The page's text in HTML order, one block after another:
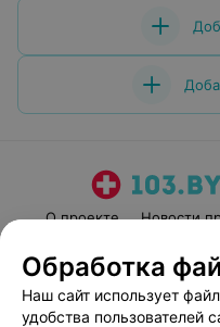
О проекте Новости
Пользовательское
Обработка
Наш сайт использует
удобства пользователей